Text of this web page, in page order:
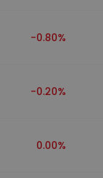
-0.80%
-0.20%
0.00%